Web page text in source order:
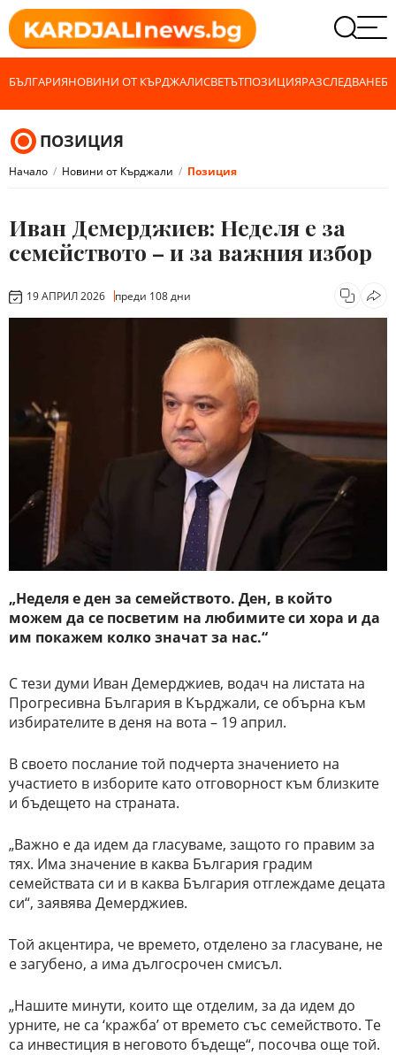
БЪЛГАРИЯНОВИНИ ОТ КЪРДЖАЛИСВЕТЪТПОЗИЦИЯРАЗСЛЕДВАНЕ
ПОЗИЦИЯ
Начало Новини от Кърджали Позиция
Иван Демерджиев: Неделя е за
семейството – и за важния избор
19 АПРИЛ 2026 преди 108 дни
„Неделя е ден за семейството. Ден, в който
можем да се посветим на любимите си хора и да
им покажем колко значат за нас.“
С тези думи Иван Демерджиев, водач на листата на
Прогресивна България в Кърджали, се обърна към
избирателите в деня на вота – 19 април.
В своето послание той подчерта значението на
участието в изборите като отговорност към близките
и бъдещето на страната.
„Важно е да идем да гласуваме, защото го правим за
тях. Има значение в каква България градим
семействата си и в каква България отглеждаме децата
си“, заявява Демерджиев.
Той акцентира, че времето, отделено за гласуване, не
е загубено, а има дългосрочен смисъл.
„Нашите минути, които ще отделим, за да идем до
урните, не са ‘кражба’ от времето със семейството. Те
са инвестиция в неговото бъдеще“, посочва още той.